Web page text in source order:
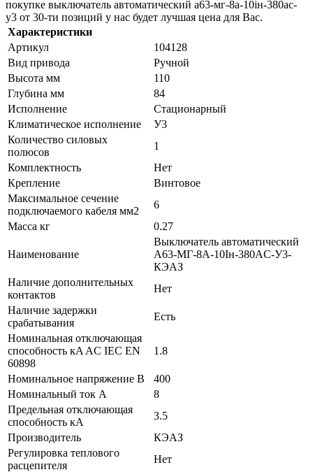
покупке выключатель автоматический а63-мг-8а-10iн-380ac-
у3 от 30-ти позиций у нас будет лучшая цена для Вас.
Характеристики
Артикул
104128
Вид привода
Ручной
Высота мм
110
Глубина мм
84
Исполнение
Стационарный
Климатическое исполнение
У3
Количество силовых
полюсов
1
Комплектность
Нет
Крепление
Винтовое
Максимальное сечение
подключаемого кабеля мм2
6
Масса кг
0.27
Наименование
Выключатель автоматический
А63-МГ-8А-10Iн-380AC-У3-
КЭАЗ
Наличие дополнительных
контактов
Нет
Наличие задержки
срабатывания
Есть
Номинальная отключающая
способность кA AC IEC EN
60898
1.8
Номинальное напряжение В
400
Номинальный ток А
8
Предельная отключающая
способность кA
3.5
Производитель
КЭАЗ
Регулировка теплового
расцепителя
Нет